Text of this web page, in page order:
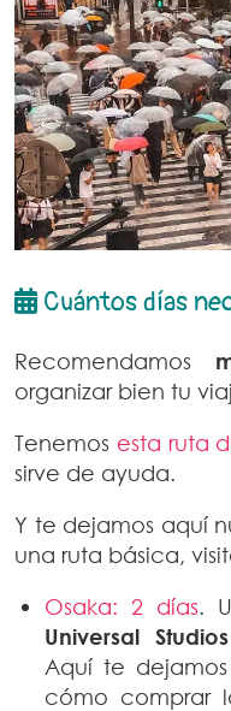
Cuántos días
Recomendamos
organizar bien tu
Tenemos esta ruta
sirve de ayuda.
Y te dejamos aquí
una ruta básica,
Osaka: 2 días.
Universal
Aquí te
cómo comprar